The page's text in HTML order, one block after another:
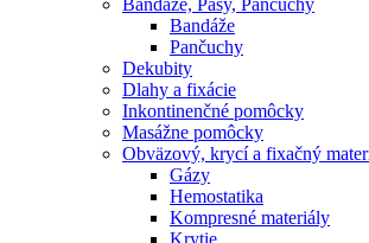
Bandáže, Pásy, Pančuchy
Bandáže
Pančuchy
Dekubity
Dlahy a fixácie
Inkontinenčné pomôcky
Masážne pomôcky
Obväzový, krycí a fixačný
Gázy
Hemostatika
Kompresné materiály
Krytie